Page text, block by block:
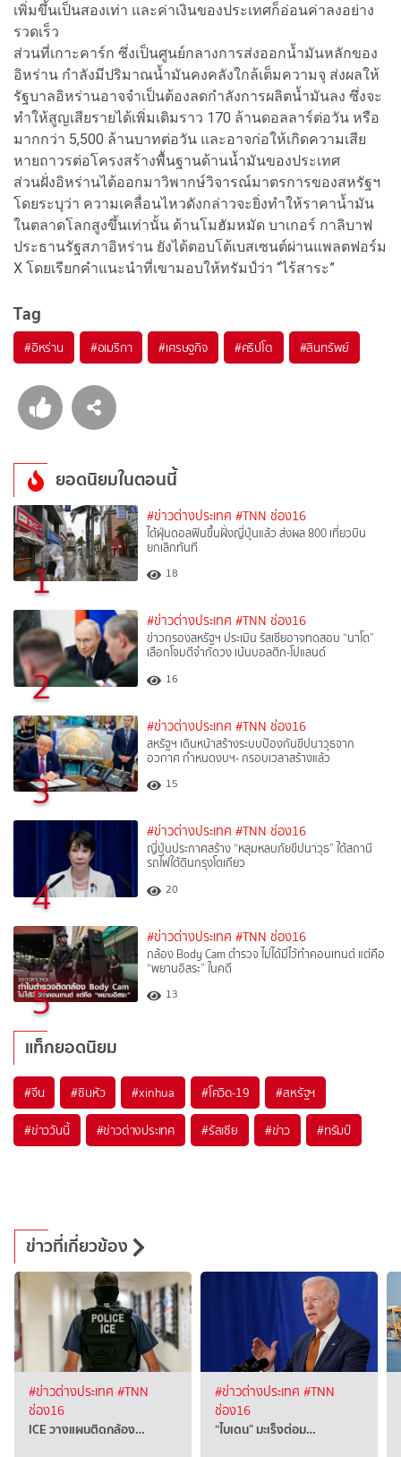
เพิ่มขึ้นเป็นสองเท่า และค่าเงินของประเทศก็อ่อนค่าลงอย่าง
รวดเร็ว
ส่วนที่เกาะคาร์ก ซึ่งเป็นศูนย์กลางการส่งออกน้ำมันหลักของ
อิหร่าน กำลังมีปริมาณน้ำมันคงคลังใกล้เต็มความจุ ส่งผลให้
รัฐบาลอิหร่านอาจจำเป็นต้องลดกำลังการผลิตน้ำมันลง ซึ่งจะ
ทำให้สูญเสียรายได้เพิ่มเติมราว 170 ล้านดอลลาร์ต่อวัน หรือ
มากกว่า 5,500 ล้านบาทต่อวัน และอาจก่อให้เกิดความเสีย
หายถาวรต่อโครงสร้างพื้นฐานด้านน้ำมันของประเทศ
ส่วนฝั่งอิหร่านได้ออกมาวิพากษ์วิจารณ์มาตรการของสหรัฐฯ
โดยระบุว่า ความเคลื่อนไหวดังกล่าวจะยิ่งทำให้ราคาน้ำมัน
ในตลาดโลกสูงขึ้นเท่านั้น ด้านโมฮัมหมัด บาเกอร์ กาลิบาฟ
ประธานรัฐสภาอิหร่าน ยังได้ตอบโต้เบสเซนต์ผ่านแพลตฟอร์ม
X โดยเรียกคำแนะนำที่เขามอบให้ทรัมป์ว่า “ไร้สาระ”
Tag
#อิหร่าน #อเมริกา #เศรษฐกิจ #คริปโต #สินทรัพย์
ยอดนิยมในตอนนี้
1
#ข่าวต่างประเทศ #TNN ช่อง16
ไต้ฝุ่นดอลฟินขึ้นฝั่งญี่ปุ่นแล้ว ส่งผล 800 เที่ยวบิน
ยกเลิกทันที
18
2
#ข่าวต่างประเทศ #TNN ช่อง16
ข่าวกรองสหรัฐฯ ประเมิน รัสเซียอาจทดสอบ “นาโต”
เลือกโจมตีจำกัดวง เน้นบอลติก-โปแลนด์
16
3
#ข่าวต่างประเทศ #TNN ช่อง16
สหรัฐฯ เดินหน้าสร้างระบบป้องกันขีปนาวุธจาก
อวกาศ กำหนดงบฯ- กรอบเวลาสร้างแล้ว
15
4
#ข่าวต่างประเทศ #TNN ช่อง16
ญี่ปุ่นประกาศสร้าง “หลุมหลบภัยขีปนาวุธ” ใต้สถานี
รถไฟใต้ดินกรุงโตเกียว
20
5
#ข่าวต่างประเทศ #TNN ช่อง16
กล้อง Body Cam ตำรวจ ไม่ได้มีไว้ทำคอนเทนต์ แต่คือ
“พยานอิสระ” ในคดี
13
แท็กยอดนิยม
#จีน #ซินหัว #xinhua #โควิด-19 #สหรัฐฯ
#ข่าววันนี้ #ข่าวต่างประเทศ #รัสเซีย #ข่าว #ทรัมป์
ข่าวที่เกี่ยวข้อง
#ข่าวต่างประเทศ #TNN
ช่อง16
ICE วางแผนติดกล้อง…
#ข่าวต่างประเทศ #TNN
ช่อง16
“ไบเดน” มะเร็งต่อม…